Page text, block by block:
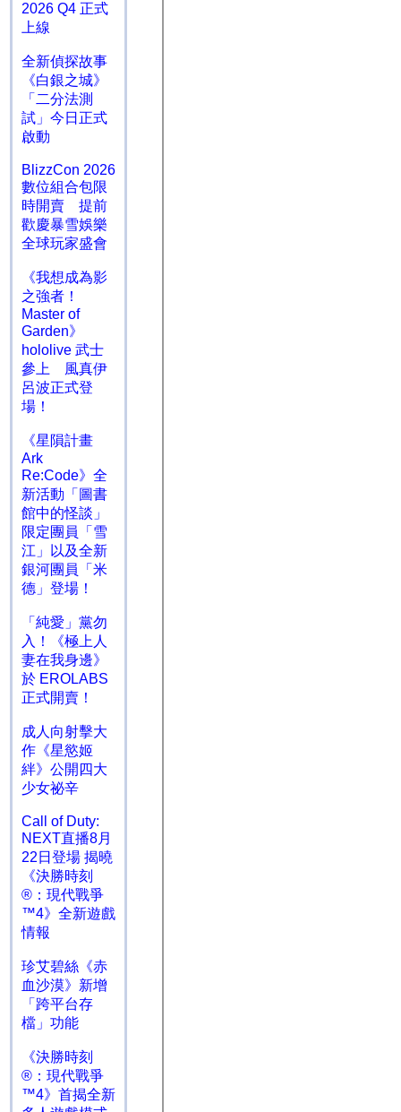
2026 Q4 正式
上線
全新偵探故事
《白銀之城》
「二分法測
試」今日正式
啟動
BlizzCon 2026
數位組合包限
時開賣 提前
歡慶暴雪娛樂
全球玩家盛會
《我想成為影
之強者！
Master of
Garden》
hololive 武士
參上 風真伊
呂波正式登
場！
《星隕計畫
Ark
Re:Code》全
新活動「圖書
館中的怪談」
限定團員「雪
江」以及全新
銀河團員「米
德」登場！
「純愛」黨勿
入！《極上人
妻在我身邊》
於 EROLABS
正式開賣！
成人向射擊大
作《星慾姬
絆》公開四大
少女祕辛
Call of Duty:
NEXT直播8月
22日登場 揭曉
《決勝時刻
®：現代戰爭
™4》全新遊戲
情報
珍艾碧絲《赤
血沙漠》新增
「跨平台存
檔」功能
《決勝時刻
®：現代戰爭
™4》首揭全新